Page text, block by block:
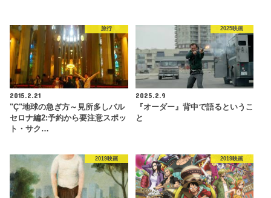
旅行
2015.2.21
"Ç"地球の急ぎ方～見所多しバル
セロナ編2:予約から要注意スポッ
ト・サク…
2025映画
2025.2.9
『オーダー』背中で語るというこ
と
2019映画 2019映画